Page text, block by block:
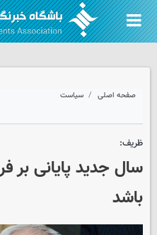
صفحه اصلی سیاست
ظریف:
سال جدید پایانی
باشد